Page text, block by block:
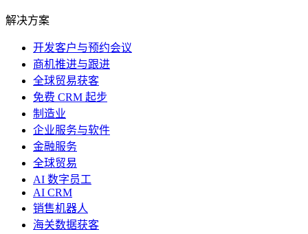
解决方案
开发客户与预约会议
商机推进与跟进
全球贸易获客
免费 CRM 起步
制造业
企业服务与软件
金融服务
全球贸易
AI 数字员工
AI CRM
销售机器人
海关数据获客